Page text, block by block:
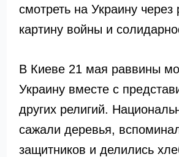
смотреть на Украину
картину войны и
В Киеве 21 мая раввины
Украину вместе с
других религий.
сажали деревья,
защитников и делились